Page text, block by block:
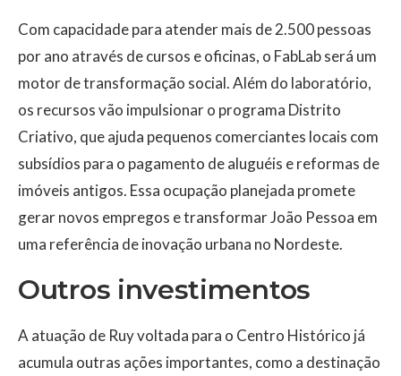
Com capacidade para atender mais de 2.500 pessoas
por ano através de cursos e oficinas, o FabLab será um
motor de transformação social. Além do laboratório,
os recursos vão impulsionar o programa Distrito
Criativo, que ajuda pequenos comerciantes locais com
subsídios para o pagamento de aluguéis e reformas de
imóveis antigos. Essa ocupação planejada promete
gerar novos empregos e transformar João Pessoa em
uma referência de inovação urbana no Nordeste.
Outros investimentos
A atuação de Ruy voltada para o Centro Histórico já
acumula outras ações importantes, como a destinação